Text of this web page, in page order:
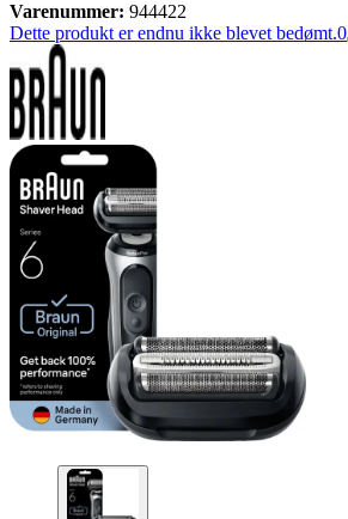
Varenummer: 944422
Dette produkt er endnu ikke blevet bedømt.0